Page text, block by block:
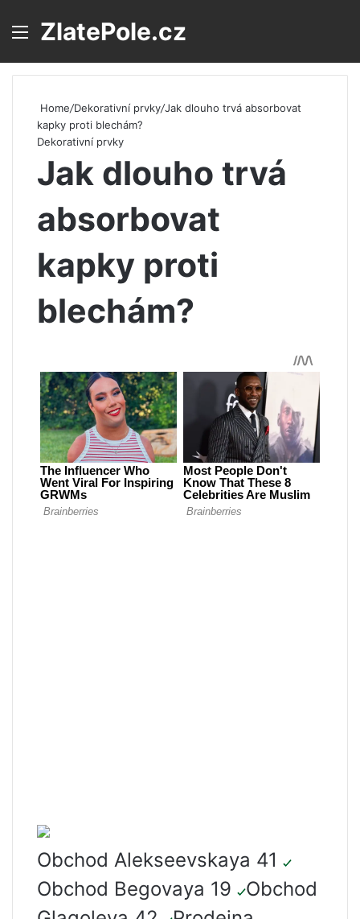
Menu
ZlatePole.cz
Home/Dekorativní prvky/Jak dlouho trvá absorbovat
kapky proti blechám?
Dekorativní prvky
Jak dlouho trvá
absorbovat
kapky proti
blechám?
Obchod Alekseevskaya 41
Obchod Begovaya 19
Obchod